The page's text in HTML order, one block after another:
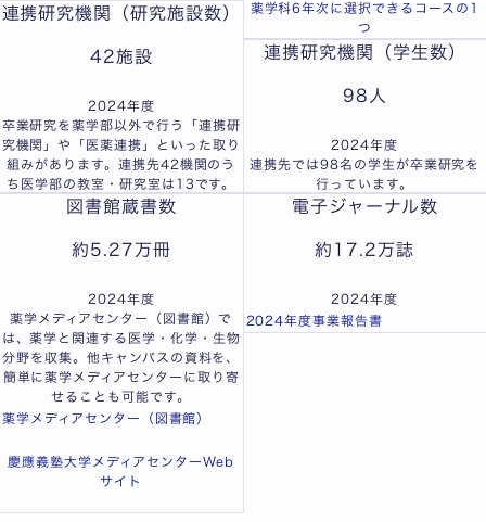
連携研究機関（研究施設数）
42施設
2024年度
卒業研究を薬学部以外で行う「連携研
究機関」や「医薬連携」といった取り
組みがあります。連携先42機関のう
ち医学部の教室・研究室は13です。
図書館蔵書数
約5.27万冊
2024年度
薬学メディアセンター（図書館）で
は、薬学と関連する医学・化学・生物
分野を収集。他キャンパスの資料を、
簡単に薬学メディアセンターに取り寄
せることも可能です。
薬学メディアセンター（図書館）
慶應義塾大学メディアセンターWeb
サイト
薬学科6年次に選択できるコースの1
つ
連携研究機関（学生数）
98 人
2024年度
連携先では98名の学生が卒業研究を
行っています。
電子ジャーナル数
約 17.2万誌
2024年度
2024年度事業報告書